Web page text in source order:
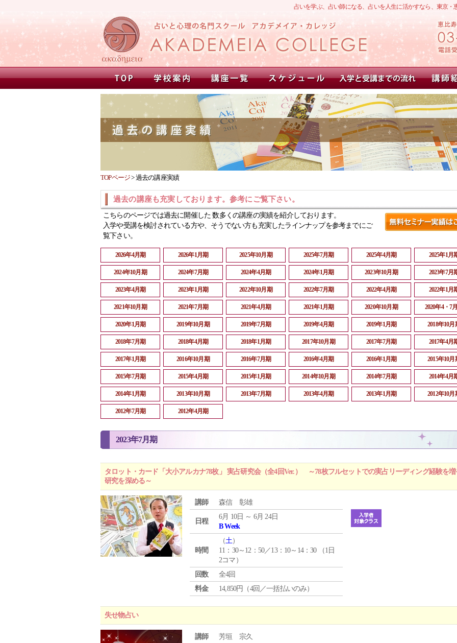
占いを学ぶ、占い師になる、占いを人生に活かすなら、東京
TOPページ>過去の講座実績
過去の講座も充実しております。参考にご覧下さい。
こちらのページでは過去に開催した 数多くの講座の実績を紹介しております。
入学や受講を検討されている方や、そうでない方も充実したラインナップを参考までにご
覧下さい。
2026年4月期 2026年1月期 2025年10月期 2025年7月期 2025年4月期 2025年1月
2024年10月期 2024年7月期 2024年4月期 2024年1月期 2023年10月期 2023年7月
2023年4月期 2023年1月期 2022年10月期 2022年7月期 2022年4月期 2022年1月
2021年10月期 2021年7月期 2021年4月期 2021年1月期 2020年10月期 2020年4・7
2020年1月期 2019年10月期 2019年7月期 2019年4月期 2019年1月期 2018年10月
2018年7月期 2018年4月期 2018年1月期 2017年10月期 2017年7月期 2017年4月
2017年1月期 2016年10月期 2016年7月期 2016年4月期 2016年1月期 2015年10月
2015年7月期 2015年4月期 2015年1月期 2014年10月期 2014年7月期 2014年4月
2014年1月期 2013年10月期 2013年7月期 2013年4月期 2013年1月期 2012年10月
2012年7月期 2012年4月期
2023年7月期
タロット・カード「大小アルカナ78枚」 実占研究会（全4回Ver.） ～78枚フルセットでの実占リーディング経験を
研究を深める～
講師 森信 彰雄
日程
6月 10日 ～ 6月 24日
B Week
時間
（土）
11：30～12：50／13：10～14：30 （1日
2コマ）
回数
全4回
料金
14,850円（4回／一括払いのみ）
失せ物占い
講師
芳垣 宗久